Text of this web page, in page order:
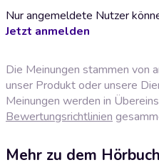
Nur angemeldete Nutzer
Jetzt anmelden
Die Meinungen stammen von
unser Produkt oder unsere
Meinungen werden in
Bewertungsrichtlinien
Mehr zu dem Hörbuch